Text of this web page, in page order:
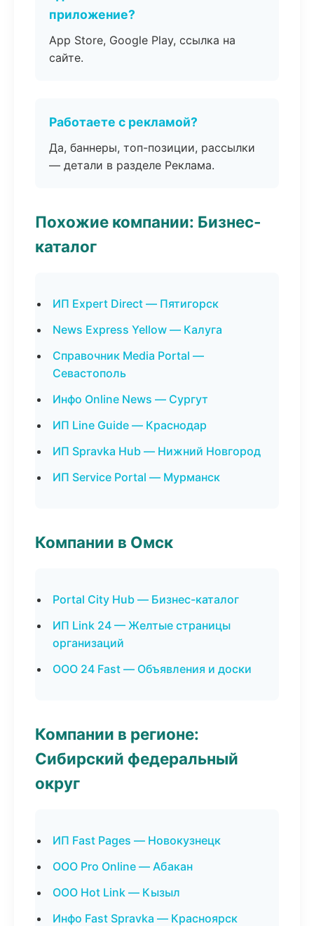
приложение?
App Store, Google Play, ссылка на
сайте.
Работаете с рекламой?
Да, баннеры, топ-позиции, рассылки
— детали в разделе Реклама.
Похожие компании: Бизнес-
каталог
ИП Expert Direct — Пятигорск
News Express Yellow — Калуга
Справочник Media Portal —
Севастополь
Инфо Online News — Сургут
ИП Line Guide — Краснодар
ИП Spravka Hub — Нижний Новгород
ИП Service Portal — Мурманск
Компании в Омск
Portal City Hub — Бизнес-каталог
ИП Link 24 — Желтые страницы
организаций
ООО 24 Fast — Объявления и доски
Компании в регионе:
Сибирский федеральный
округ
ИП Fast Pages — Новокузнецк
ООО Pro Online — Абакан
ООО Hot Link — Кызыл
Инфо Fast Spravka — Красноярск